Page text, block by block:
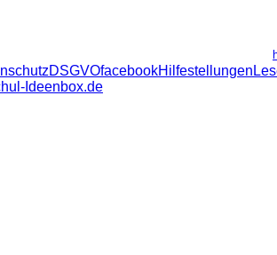
DSGVOfacebookHilfestellungen
Ideenbox.de